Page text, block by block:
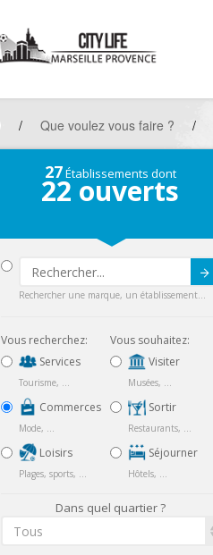
/ Que voulez vous faire ? /
27Établissements dont
22 ouverts
Rechercher une marque, un établissement...
Vous recherchez:
Services
Tourisme, ...
Commerces
Mode, ...
Loisirs
Plages, sports, ...
Vous souhaitez:
Visiter
Musées, ...
Sortir
Restaurants, ...
Séjourner
Hôtels, ...
Dans quel quartier ?
Tous